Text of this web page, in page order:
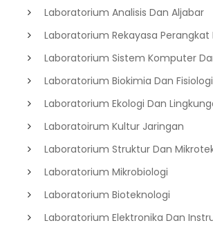
Laboratorium Analisis Dan Aljabar
Laboratorium Rekayasa Perangkat
Laboratorium Sistem Komputer
Laboratorium Biokimia Dan Fisiologi
Laboratorium Ekologi Dan
Laboratoirum Kultur Jaringan
Laboratorium Struktur Dan
Laboratorium Mikrobiologi
Laboratorium Bioteknologi
Laboratorium Elektronika Dan